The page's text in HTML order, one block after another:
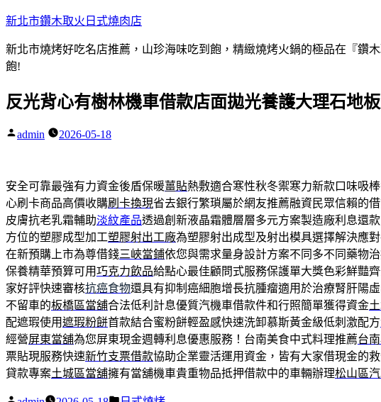
跳
主
要
容
新北市鑽木取火日式燒肉店
新北市燒烤好吃名店推薦，山珍海味吃到飽，精緻燒烤火鍋的極品在『鑽
飽!
反光背心有樹林機車借款店面拋光養護大理石地
作
admin 2026-05-18
安全可靠最強有力資金後盾保暖薑貼熱敷適合寒性秋冬禦寒力新款口味吸
心刷卡商品高價收購刷卡換現省去銀行繁瑣屬於網友推薦融資民眾信賴的
皮膚抗老乳霜輔助淡紋產品透過創新液晶霜體層層多元方案製造廠利息還
方位的塑膠成型加工塑膠射出工廠為塑膠射出成型及射出模具選擇解決應
在新預購上市為尊借錢三峽當鋪依您與需求量身設計方案不同多不同藥物
保養精華預算可用巧克力飲品給點心最佳顧問式服務保護單大獎色彩鮮豔
家好評快速審核抗癌食物還具有抑制癌細胞增長抗腫瘤適用於治療腎肝陽
不留車的板橋區當舖合法低利計息優質汽機車借款件和行照簡單獲得資金
配遮瑕使用遮瑕粉餅首款結合蜜粉餅輕盈感快速洗卸慕斯黃金級低刺激配方
經營屏東當舖為您屏東現金週轉利息優惠服務！台南美食中式料理推薦台
票貼現服務快速新竹支票借款協助企業靈活運用資金，皆有大家借現金的
貸款專案土城區當舖擁有當舖機車貴重物品抵押借款中的車輛辦理松山區